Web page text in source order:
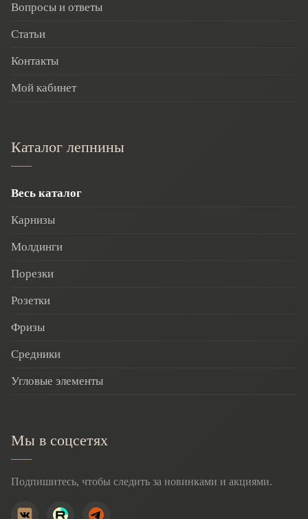
Вопросы и ответы
Статьи
Контакты
Мой кабинет
Каталог лепнины
Весь каталог
Карнизы
Молдинги
Порезки
Розетки
Фризы
Средники
Угловые элементы
Мы в соцсетях
Подпишитесь, чтобы следить за новинками и акциями.